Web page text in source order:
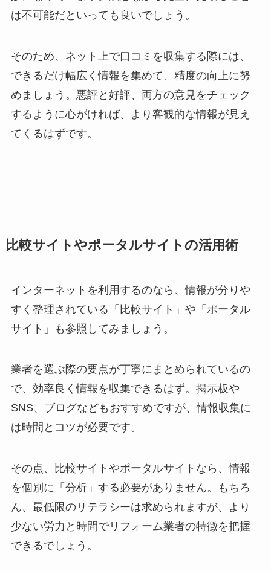
は不可能だといっても良いでしょう。
そのため、ネット上で口コミを収集する際には、
できるだけ幅広く情報を集めて、精度の向上に努
めましょう。悪評と好評、両方の意見をチェック
するように心がければ、より客観的な情報が見え
てくるはずです。
比較サイトやポータルサイトの活用術
インターネットを利用するのなら、情報が分りや
すく整理されている「比較サイト」や「ポータル
サイト」も参照してみましょう。
業者を選ぶ際の要点が丁寧にまとめられているの
で、効率良く情報を収集できるはず。掲示板や
SNS、ブログなどもおすすめですが、情報収集に
は時間とコツが必要です。
その点、比較サイトやポータルサイトなら、情報
を個別に「分析」する必要がありません。もちろ
ん、最低限のリテラシーは求められますが、より
少ない労力と時間でリフォーム業者の特徴を把握
できるでしょう。